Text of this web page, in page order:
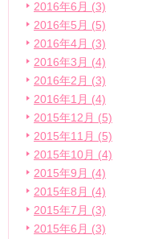
2016年6月 (3)
2016年5月 (5)
2016年4月 (3)
2016年3月 (4)
2016年2月 (3)
2016年1月 (4)
2015年12月 (5)
2015年11月 (5)
2015年10月 (4)
2015年9月 (4)
2015年8月 (4)
2015年7月 (3)
2015年6月 (3)